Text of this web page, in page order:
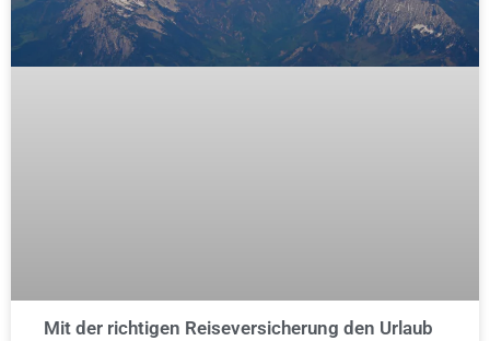
Mit der richtigen Reiseversicherung den Urlaub